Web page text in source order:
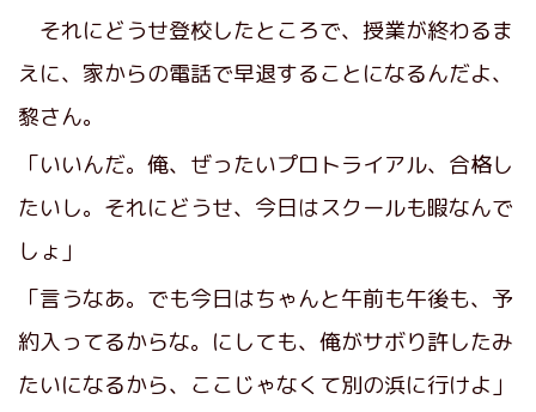
それにどうせ登校したところで、授業が終わるま
えに、家からの電話で早退することになるんだよ、
黎さん。
「いいんだ。俺、ぜったいプロトライアル、合格し
たいし。それにどうせ、今日はスクールも暇なんで
しょ」
「言うなあ。でも今日はちゃんと午前も午後も、予
約入ってるからな。にしても、俺がサボり許したみ
たいになるから、ここじゃなくて別の浜に行けよ」